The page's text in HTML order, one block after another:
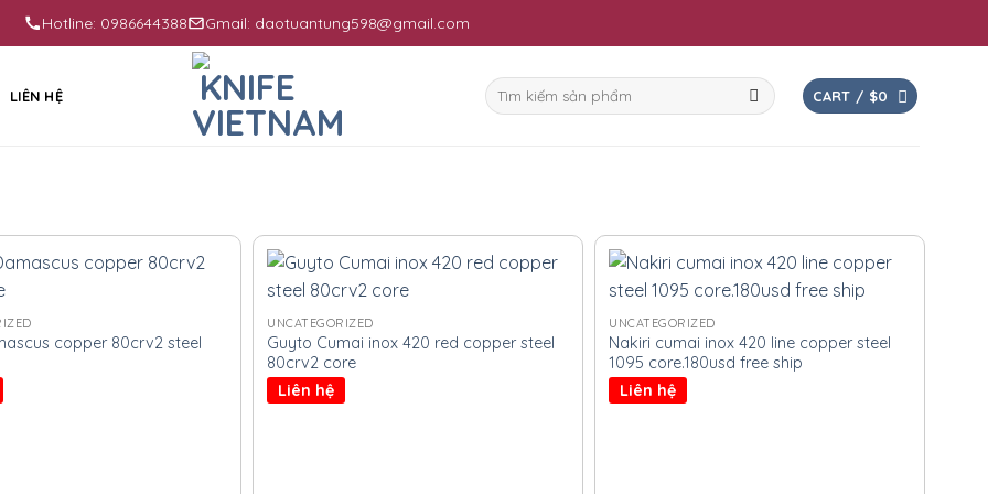
Hotline: 0986644388 Gmail: daotuantung598@gmail.com
LIÊN HỆ
Search
for:
CART / $0
copper 80crv2 steel
UNCATEGORIZED
Guyto Cumai inox 420 red copper steel
80crv2 core
Liên hệ
UNCATEGORIZED
Nakiri cumai inox 420 line copper steel
1095 core.180usd free ship
Liên hệ